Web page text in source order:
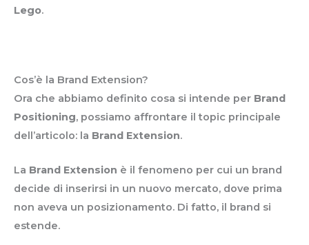
Lego.
Cos’è la Brand Extension?
Ora che abbiamo definito cosa si intende per Brand
Positioning, possiamo affrontare il topic principale
dell’articolo: la Brand Extension.
La Brand Extension è il fenomeno per cui un brand
decide di inserirsi in un nuovo mercato, dove prima
non aveva un posizionamento. Di fatto, il brand si
estende.